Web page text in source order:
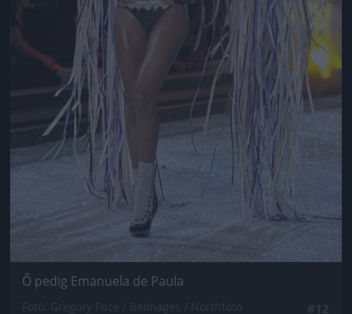
Ő pedig Emanuela de Paula